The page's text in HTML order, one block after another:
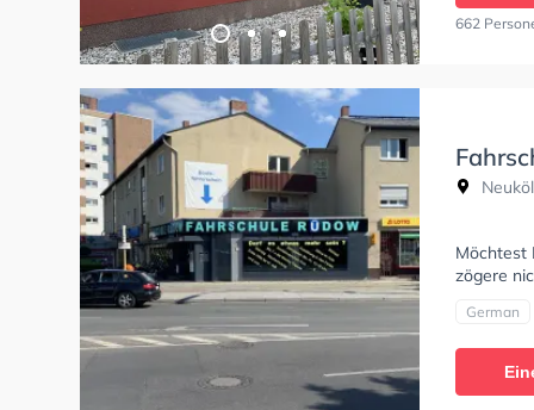
662
Möchtest
zögere
German